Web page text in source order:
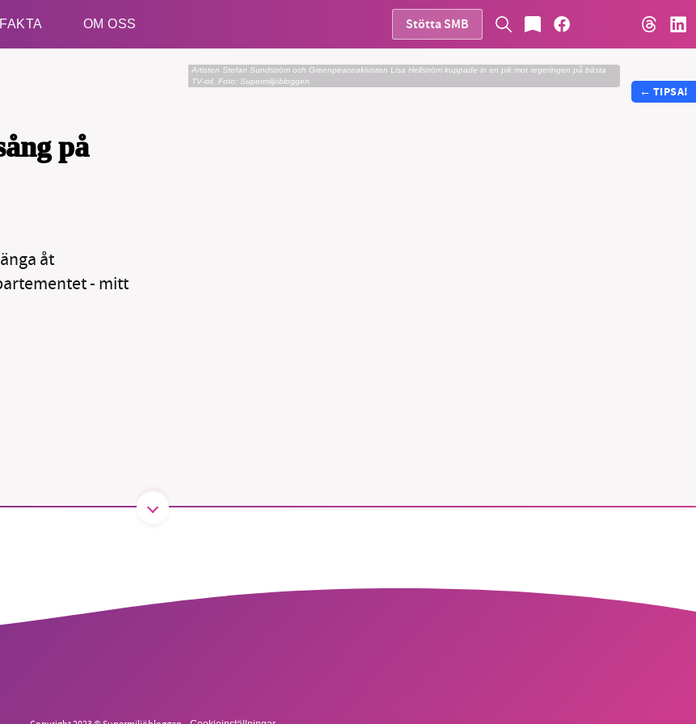
OM OSS Stötta SMB
på
åt
- mitt
Artisten Stefan Sundström och Greenpeaceakivisten Lisa Hellström kuppade in en pik mot regeringen på bästa
TV-tid. Foto: Supermiljöbloggen
← TIPSA!
för en hållbar framtid. Sedan starten 2010 har vår
redaktion drivit miljödebatten framåt genom
och granskningar. Nu vill vi utveckla vårt arbete –
och vi hoppas att du vill hjälpa oss.